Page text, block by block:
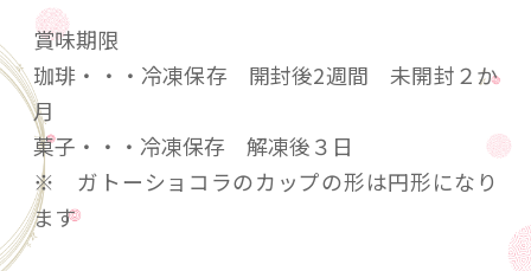
賞味期限
珈琲・・・冷凍保存 開封後2週間 未開封２か
月
菓子・・・冷凍保存 解凍後３日
※ ガトーショコラのカップの形は円形になり
ます